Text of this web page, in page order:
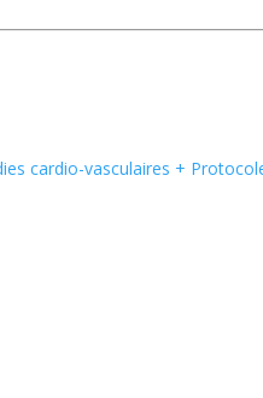
cardio-vasculaires +